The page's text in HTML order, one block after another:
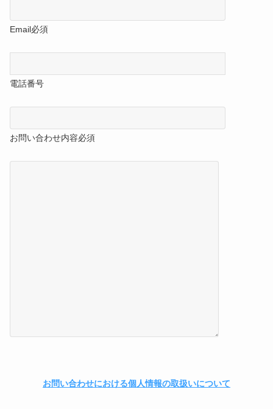
Email必須
電話番号
お問い合わせ内容必須
お問い合わせにおける個人情報の取扱いについて